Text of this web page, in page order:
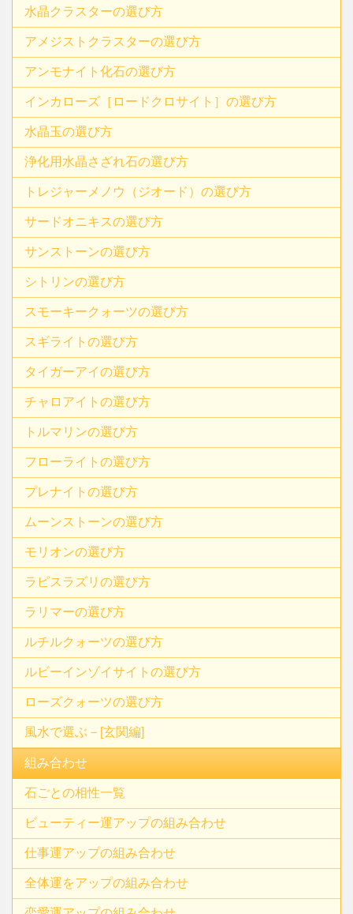
水晶クラスターの選び方
アメジストクラスターの選び方
アンモナイト化石の選び方
インカローズ［ロードクロサイト］の選び方
水晶玉の選び方
浄化用水晶さざれ石の選び方
トレジャーメノウ（ジオード）の選び方
サードオニキスの選び方
サンストーンの選び方
シトリンの選び方
スモーキークォーツの選び方
スギライトの選び方
タイガーアイの選び方
チャロアイトの選び方
トルマリンの選び方
フローライトの選び方
プレナイトの選び方
ムーンストーンの選び方
モリオンの選び方
ラピスラズリの選び方
ラリマーの選び方
ルチルクォーツの選び方
ルビーインゾイサイトの選び方
ローズクォーツの選び方
風水で選ぶ－[玄関編]
組み合わせ
石ごとの相性一覧
ビューティー運アップの組み合わせ
仕事運アップの組み合わせ
全体運をアップの組み合わせ